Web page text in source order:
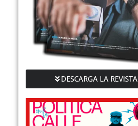
DESCARGA LA REVISTA